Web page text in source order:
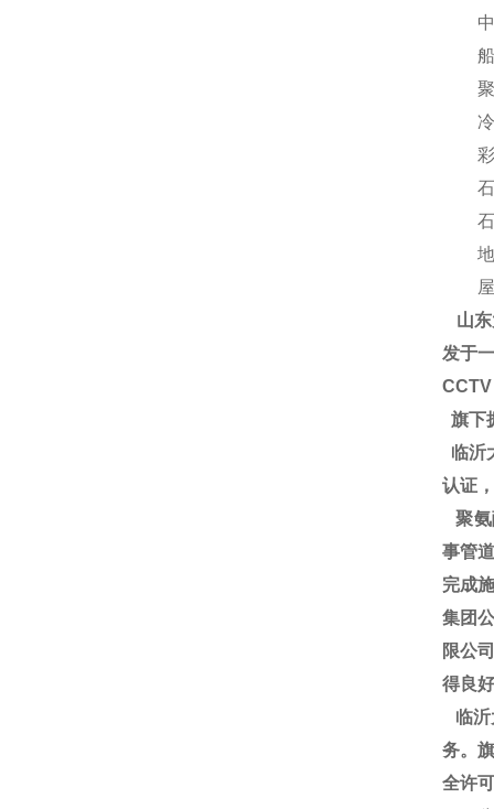
中
船
聚
冷
彩
石
石化
地埋
屋面
山东
发于
旗下
临沂
认证
聚氨
事管
完成
集团
限公
得良
临沂
务。
全许